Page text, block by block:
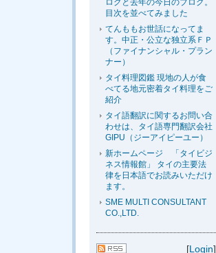
ログと去年の今日のブログ。
目次を並べてみました
てんももお世話になってま
す。中正・公立な独立系ＦＰ
（ファイナンシャル・プラン
ナー）
タイ料理図鑑 現地の人が食
べてる地元密着タイ料理をご
紹介
タイ語翻訳に関するお問い合
わせは、タイ語専門翻訳会社
GIPU（ジーアイピーユー）
新ホームページ 「タイビジ
ネス情報館」 タイの主要法
律を日本語でお読みいただけ
ます。
SME MULTI CONSULTANT
CO.,LTD.
[Login]